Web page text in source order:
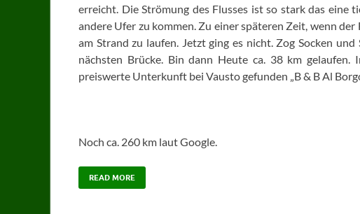
erreicht. Die Strömung des Flusses ist so stark das eine
andere Ufer zu kommen. Zu einer späteren Zeit, wenn
am Strand zu laufen. Jetzt ging es nicht. Zog Socken
nächsten Brücke. Bin dann Heute ca. 38 km
preiswerte Unterkunft bei Vausto gefunden „B & B Al
Noch ca. 260 km laut Google.
READ MORE